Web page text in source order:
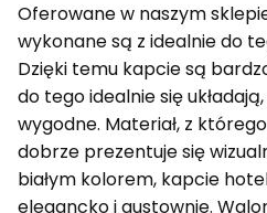
Oferowane w naszym
wykonane są z idealnie do
Dzięki temu kapcie są
do tego idealnie się
wygodne. Materiał, z
dobrze prezentuje się
białym kolorem, kapcie
elegancko i gustownie.